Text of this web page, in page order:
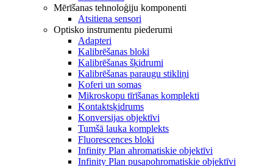
Mērīšanas tehnoloģiju komponenti
Atsitiena sensori
Optisko instrumentu piederumi
Adapteri
Kalibrēšanas bloki
Kalibrēšanas šķidrumi
Kalibrēšanas paraugu stikliņi
Koferi un somas
Mikroskopu tīrīšanas komplekti
Kontaktsķidrums
Konversijas objektīvi
Tumšā lauka komplekts
Fluorescences bloki
Infinity Plan ahromatiskie objektīvi
Infinity Plan pusapohromatiskie objektīvi